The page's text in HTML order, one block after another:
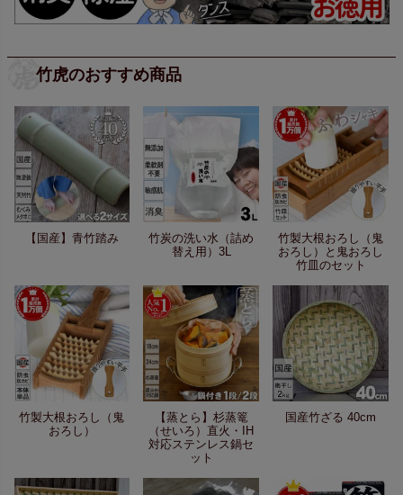
竹虎のおすすめ商品
【国産】青竹踏み
竹炭の洗い水（詰め
替え用）3L
竹製大根おろし（鬼
おろし）と鬼おろし
竹皿のセット
竹製大根おろし（鬼
おろし）
【蒸とら】杉蒸篭
（せいろ）直火・IH
対応ステンレス鍋セ
ット
国産竹ざる 40cm